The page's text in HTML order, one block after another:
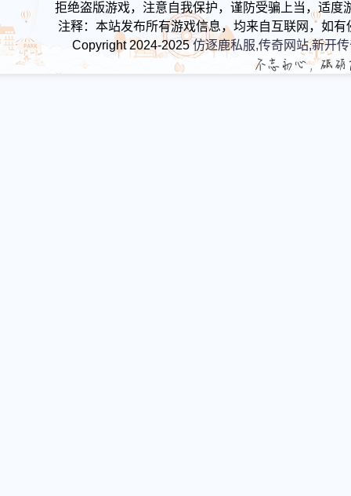
拒绝盗版游戏，注意自我保护，谨防受骗上当，适
注释：本站发布所有游戏信息，均来自互联网，如
Copyright 2024-2025仿逐鹿私服,传奇网站,新开